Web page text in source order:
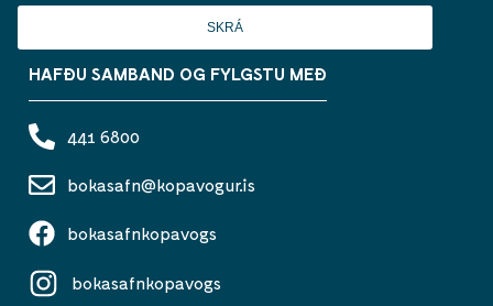
SKRÁ
HAFÐU SAMBAND OG FYLGSTU MEÐ
441 6800
bokasafn@kopavogur.is
bokasafnkopavogs
bokasafnkopavogs